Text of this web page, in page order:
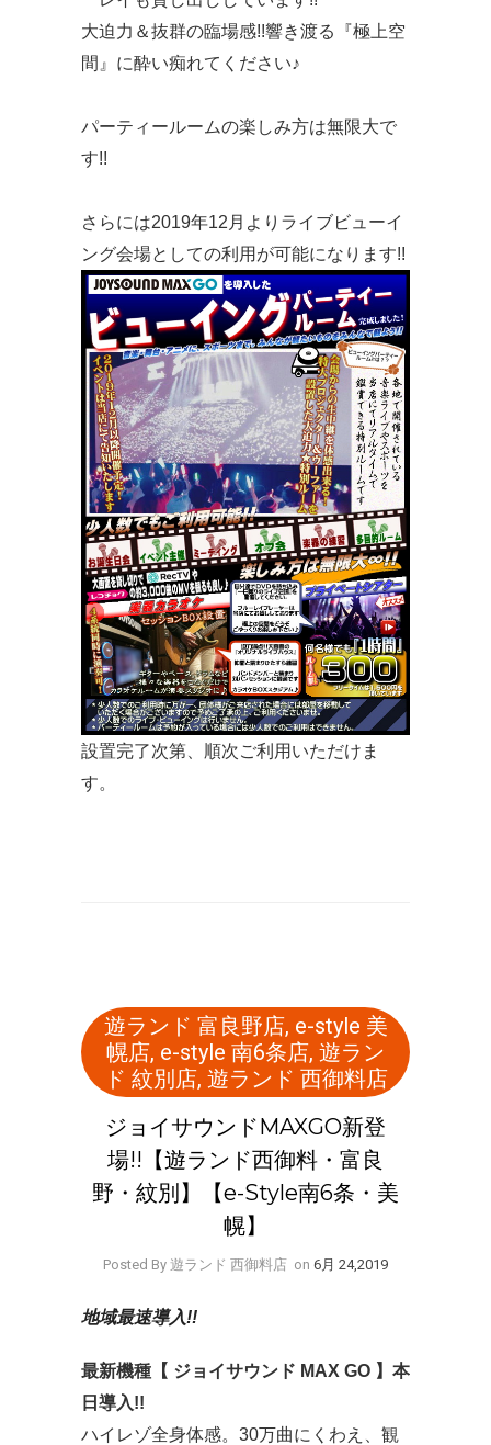
大迫力＆抜群の臨場感!!響き渡る『極上空
間』に酔い痴れてください♪
パーティールームの楽しみ方は無限大で
す!!
さらには2019年12月よりライブビューイ
ング会場としての利用が可能になります!!
設置完了次第、順次ご利用いただけま
す。
遊ランド 富良野店, e-style 美
幌店, e-style 南6条店, 遊ラン
ド 紋別店, 遊ランド 西御料店
ジョイサウンドMAXGO新登
場!!【遊ランド西御料・富良
野・紋別】【e-Style南6条・美
幌】
Posted By 遊ランド 西御料店 on 6月 24,2019
地域最速導入!!
最新機種【 ジョイサウンド MAX GO 】本
日導入!!
ハイレゾ全身体感。30万曲にくわえ、観